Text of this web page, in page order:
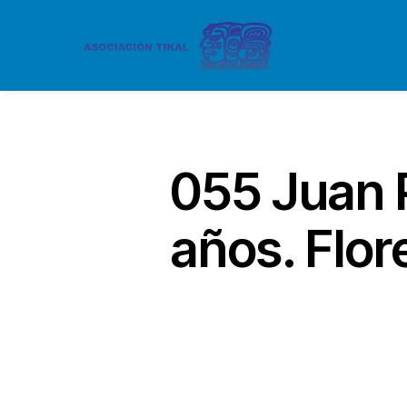
055 Juan
años.